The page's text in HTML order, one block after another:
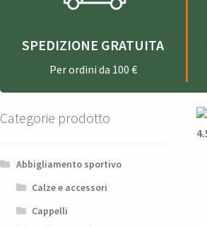
SPEDIZIONE GRATUITA
Per ordini da 100 €
Categorie prodotto
Abbigliamento sportivo
Calze e accessori
Cappelli